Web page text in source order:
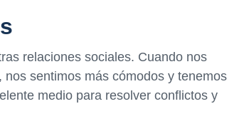
relaciones sociales. Cuando nos
sentimos más cómodos y tenemos
medio para resolver conflictos y